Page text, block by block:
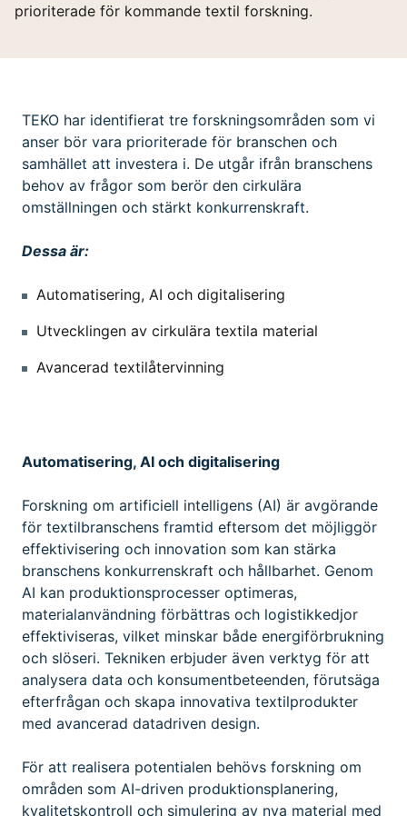
prioriterade för kommande textil forskning.
TEKO har identifierat tre forskningsområden som vi
anser bör vara prioriterade för branschen och
samhället att investera i. De utgår ifrån branschens
behov av frågor som berör den cirkulära
omställningen och stärkt konkurrenskraft.
Dessa är:
Automatisering, AI och digitalisering
Utvecklingen av cirkulära textila material
Avancerad textilåtervinning
Automatisering, AI och digitalisering
Forskning om artificiell intelligens (AI) är avgörande
för textilbranschens framtid eftersom det möjliggör
effektivisering och innovation som kan stärka
branschens konkurrenskraft och hållbarhet. Genom
AI kan produktionsprocesser optimeras,
materialanvändning förbättras och logistikkedjor
effektiviseras, vilket minskar både energiförbrukning
och slöseri. Tekniken erbjuder även verktyg för att
analysera data och konsumentbeteenden, förutsäga
efterfrågan och skapa innovativa textilprodukter
med avancerad datadriven design.
För att realisera potentialen behövs forskning om
områden som AI-driven produktionsplanering,
kvalitetskontroll och simulering av nya material med